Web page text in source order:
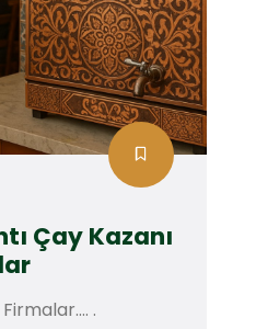
Çay Kazanı
.